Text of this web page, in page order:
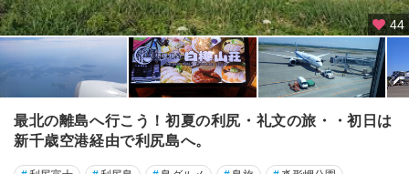
44
最北の離島へ行こう！初夏の利尻・礼文の旅・・初日は
新千歳空港経由で利尻島へ。